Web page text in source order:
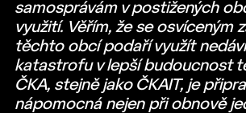
samosprávám v postižených
využití. Věřím, že se osvíceným
těchto obcí podaří využít
katastrofu v lepší budoucnost
ČKA, stejně jako ČKAIT, je
nápomocná nejen při obnově